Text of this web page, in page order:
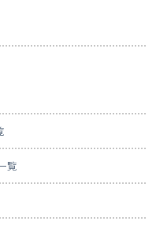
覧